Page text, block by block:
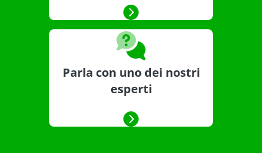
Parla con uno dei nostri
esperti